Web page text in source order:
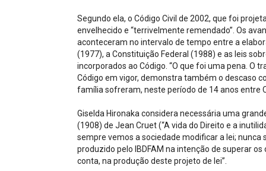
Segundo ela, o Código Civil de 2002, que foi
envelhecido e “terrivelmente remendado”. Os
aconteceram no intervalo de tempo entre a
(1977), a Constituição Federal (1988) e as leis
incorporados ao Código. “O que foi uma pena. O
Código em vigor, demonstra também o descaso
família sofreram, neste período de 14 anos entre
Giselda Hironaka considera necessária uma
(1908) de Jean Cruet (“A vida do Direito e a
sempre vemos a sociedade modificar a lei; nunca
produzido pelo IBDFAM na intenção de superar
conta, na produção deste projeto de lei”.